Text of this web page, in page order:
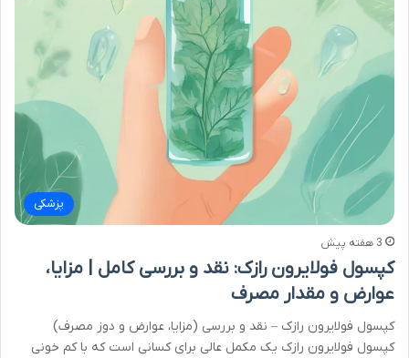
پزشکی
3 هفته پیش
کپسول فولایرون رازک: نقد و بررسی کامل | مزایا،
عوارض و مقدار مصرف
کپسول فولایرون رازک – نقد و بررسی (مزایا، عوارض و دوز مصرف)
کپسول فولایرون رازک یک مکمل عالی برای کسانی است که با کم خونی